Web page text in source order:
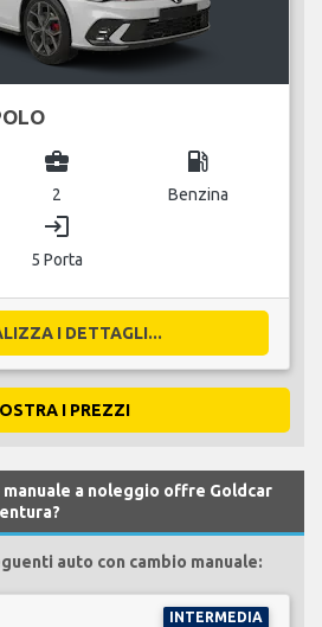
business_center
2
local_gas_station
Benzina
login
5 Porta
I DETTAGLI...
I PREZZI
manuale a noleggio offre Goldcar
auto con cambio manuale:
INTERMEDIA